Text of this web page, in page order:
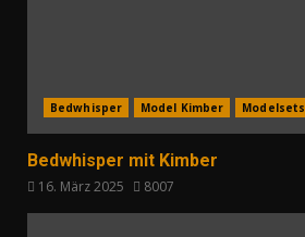
Bedwhisper Model Kimber Modelsets
Bedwhisper mit Kimber
16. März 2025 8007